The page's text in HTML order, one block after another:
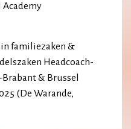
familiezaken &
Headcoach-
& Brussel
(De Warande,